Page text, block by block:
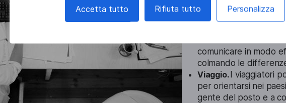
Accetta tutto Rifiuta tutto Personalizza
Istruzione.In ambito
l'apprendimento e la
comunicare in modo
colmando le
Viaggio. I viaggiatori
per orientarsi nei
gente del posto e a